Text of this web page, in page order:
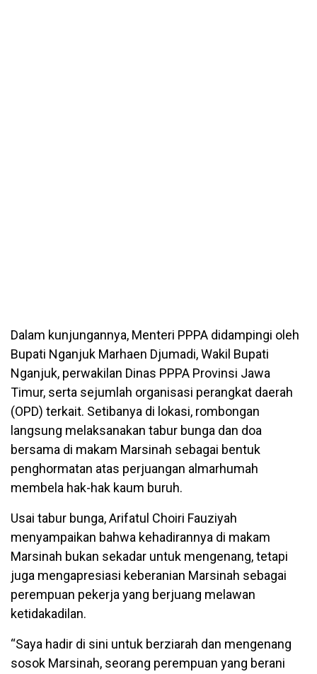
Dalam kunjungannya, Menteri PPPA didampingi oleh
Bupati Nganjuk Marhaen Djumadi, Wakil Bupati
Nganjuk, perwakilan Dinas PPPA Provinsi Jawa
Timur, serta sejumlah organisasi perangkat daerah
(OPD) terkait. Setibanya di lokasi, rombongan
langsung melaksanakan tabur bunga dan doa
bersama di makam Marsinah sebagai bentuk
penghormatan atas perjuangan almarhumah
membela hak-hak kaum buruh.
Usai tabur bunga, Arifatul Choiri Fauziyah
menyampaikan bahwa kehadirannya di makam
Marsinah bukan sekadar untuk mengenang, tetapi
juga mengapresiasi keberanian Marsinah sebagai
perempuan pekerja yang berjuang melawan
ketidakadilan.
“Saya hadir di sini untuk berziarah dan mengenang
sosok Marsinah, seorang perempuan yang berani